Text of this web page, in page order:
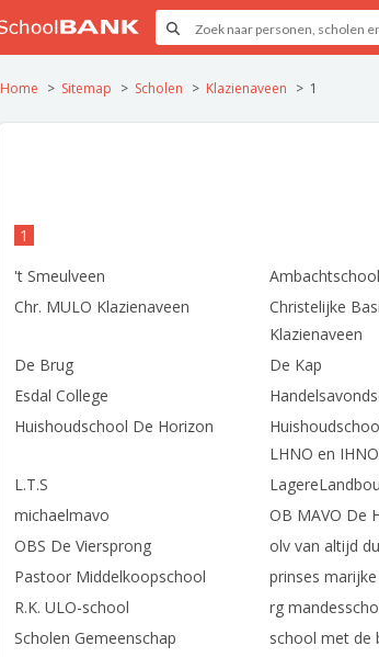
Home Sitemap Scholen Klazienaveen 1
1
't Smeulveen
Ambachtschool
Chr. MULO Klazienaveen
Christelijke
Klazienaveen
De Brug De Kap
Esdal College
Huishoudschool De Horizon
LHNO en IHNO
L.T.S
michaelmavo
OB MAVO De
OBS De Viersprong
olv van altijd
Pastoor Middelkoopschool
prinses
R.K. ULO-school
rg
Scholen Gemeenschap
school met de